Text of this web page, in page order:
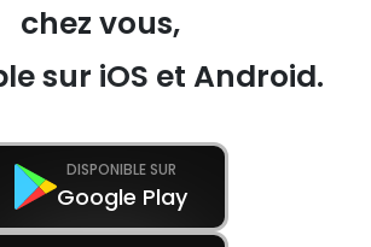
chez vous,
sur iOS et Android.
DISPONIBLE SUR
Google Play